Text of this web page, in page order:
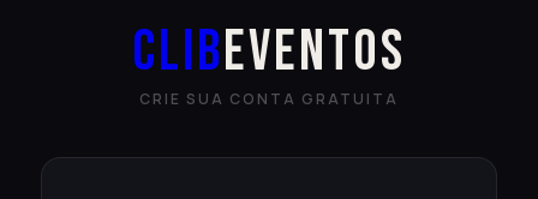
CLIBeventos
CRIE SUA CONTA GRATUITA